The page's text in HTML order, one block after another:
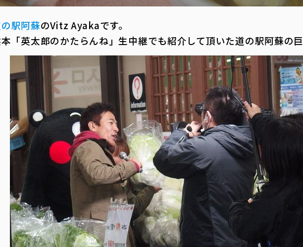
駅阿蘇のVitz Ayakaです。
「英太郎のかたらんね」生中継でも紹介して頂いた道の駅阿蘇の巨